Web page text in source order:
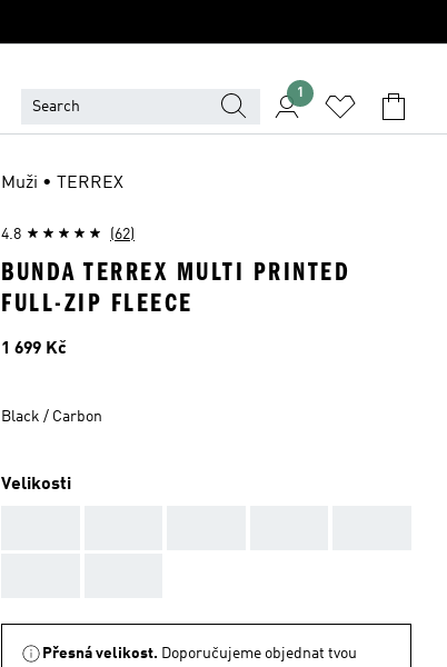
1
Muži • TERREX
4.8 (62)
BUNDA TERREX MULTI PRINTED
FULL-ZIP FLEECE
Cena
1 699 Kč
Black / Carbon
Velikosti
Přesná velikost. Doporučujeme objednat tvou